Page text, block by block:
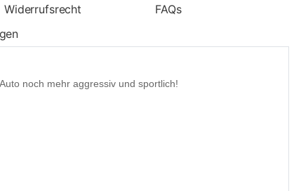
Widerrufsrecht
FAQs
noch mehr aggressiv und sportlich!